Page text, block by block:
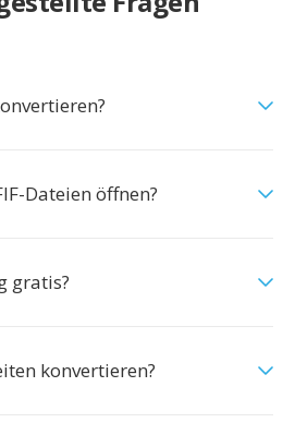
Dateien öffnen?
gratis?
konvertieren?